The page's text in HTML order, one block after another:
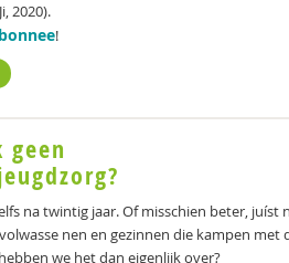
2020).
!
na twintig jaar. Of misschien beter, juíst
nen en gezinnen die kampen met
we het dan eigenlijk over?